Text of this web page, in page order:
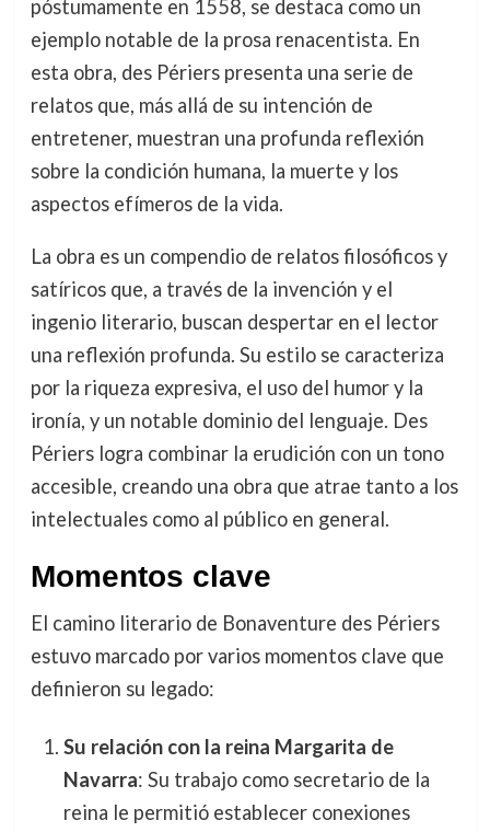
póstumamente en 1558, se destaca como un
ejemplo notable de la prosa renacentista. En
esta obra, des Périers presenta una serie de
relatos que, más allá de su intención de
entretener, muestran una profunda reflexión
sobre la condición humana, la muerte y los
aspectos efímeros de la vida.
La obra es un compendio de relatos filosóficos y
satíricos que, a través de la invención y el
ingenio literario, buscan despertar en el lector
una reflexión profunda. Su estilo se caracteriza
por la riqueza expresiva, el uso del humor y la
ironía, y un notable dominio del lenguaje. Des
Périers logra combinar la erudición con un tono
accesible, creando una obra que atrae tanto a los
intelectuales como al público en general.
Momentos clave
El camino literario de Bonaventure des Périers
estuvo marcado por varios momentos clave que
definieron su legado:
Su relación con la reina Margarita de
Navarra: Su trabajo como secretario de la
reina le permitió establecer conexiones